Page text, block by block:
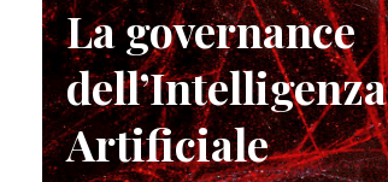
La governance
dell’Intelligenza
Artificiale